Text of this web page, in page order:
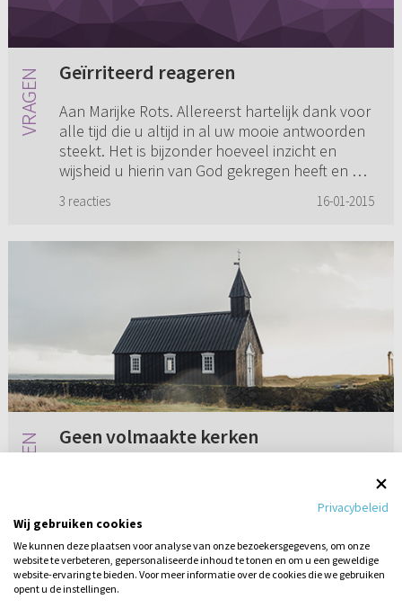
Geïrriteerd reageren
Aan Marijke Rots. Allereerst hartelijk dank voor
alle tijd die u altijd in al uw mooie antwoorden
steekt. Het is bijzonder hoeveel inzicht en
wijsheid u hierin van God gekregen heeft en wij
3 reacties 16-01-2015
Geen volmaakte kerken
Gereformeerde Gemeenten. Ik weet dat het
geen volmaakte kerk is. Ik kan me ook erg
goed vinden in de kanttekeningen ...
Geen reacties 16-01-2020
Privacybeleid
Wij gebruiken cookies
We kunnen deze plaatsen voor analyse van onze bezoekersgegevens, om onze
website te verbeteren, gepersonaliseerde inhoud te tonen en om u een geweldige
website-ervaring te bieden. Voor meer informatie over de cookies die we gebruiken
opent u de instellingen.